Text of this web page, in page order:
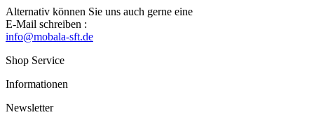
Alternativ können Sie uns auch gerne eine
E-Mail schreiben :
info@mobala-sft.de
Shop Service
Informationen
Newsletter